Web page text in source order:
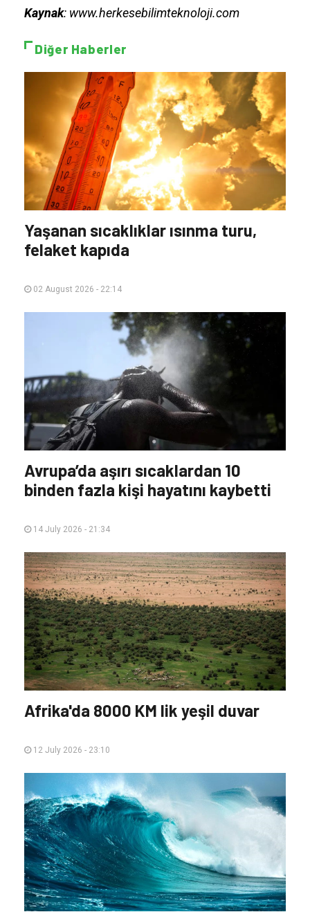
Kaynak: www.herkesebilimteknoloji.com
Diğer Haberler
Yaşanan sıcaklıklar ısınma turu,
felaket kapıda
02 August 2026 - 22:14
Avrupa’da aşırı sıcaklardan 10
binden fazla kişi hayatını kaybetti
14 July 2026 - 21:34
Afrika'da 8000 KM lik yeşil duvar
12 July 2026 - 23:10